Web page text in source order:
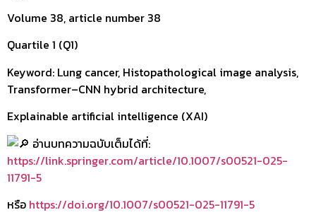
Volume 38, article number 38
Quartile 1 (Q1)
Keyword: Lung cancer, Histopathological image analysis,
Transformer–CNN hybrid architecture,
Explainable artificial intelligence (XAI)
อ่านบทความฉบับเต็มได้ที่:
https://link.springer.com/article/10.1007/s00521-025-
11791-5
หรือ https://doi.org/10.1007/s00521-025-11791-5